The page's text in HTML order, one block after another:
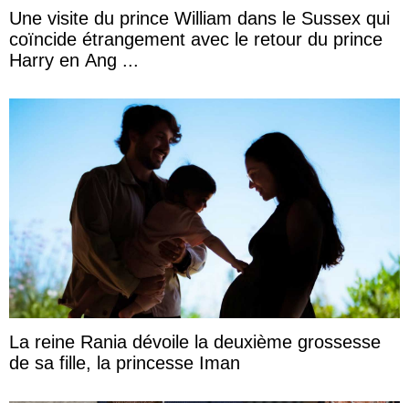
Une visite du prince William dans le Sussex qui
coïncide étrangement avec le retour du prince
Harry en Ang ...
La reine Rania dévoile la deuxième grossesse
de sa fille, la princesse Iman